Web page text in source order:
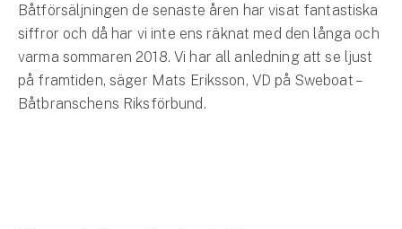
Försäkring via förmedlare
Se alla försäkringar
Båtförsäljningen de senaste åren har visat fantastiska
siffror och då har vi inte ens räknat med den långa och
varma sommaren 2018. Vi har all anledning att se ljust
på framtiden, säger Mats Eriksson, VD på Sweboat –
Båtbranschens Riksförbund.